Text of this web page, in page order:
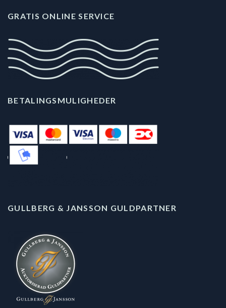
GRATIS ONLINE SERVICE
BETALINGSMULIGHEDER
GULLBERG & JANSSON GULDPARTNER